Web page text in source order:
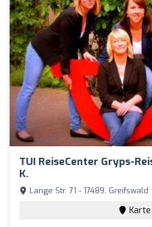
TUI ReiseCenter Gryps-
K.
Lange Str. 71 - 17489, Greifswald
Karte